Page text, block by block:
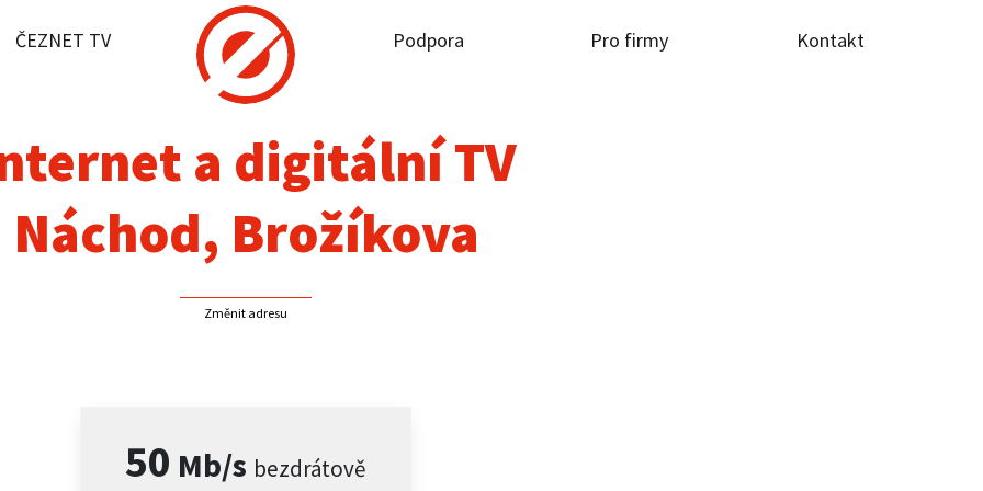
ČEZNET TV Podpora Pro firmy Kontakt
TV
a digitální TV
Náchod, Brožíkova
Změnit adresu
50 Mb/s bezdrátově